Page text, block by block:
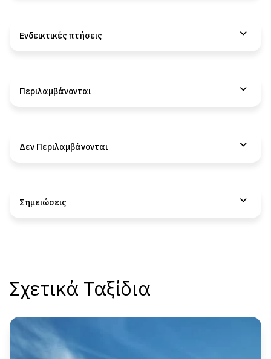
Ενδεικτικές πτήσεις
Περιλαμβάνονται
Δεν Περιλαμβάνονται
Σημειώσεις
Σχετικά Ταξίδια